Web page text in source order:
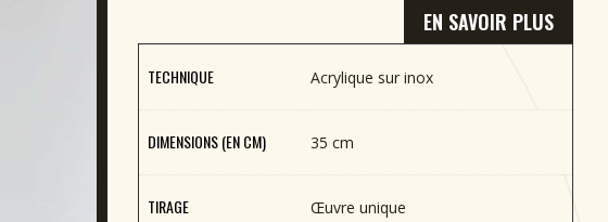
EN SAVOIR PLUS
TECHNIQUE Acrylique sur inox
DIMENSIONS (EN CM) 35 cm
TIRAGE Œuvre unique